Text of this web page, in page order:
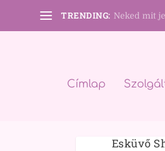
TRENDING: Neked mit
Címlap
Esküvő